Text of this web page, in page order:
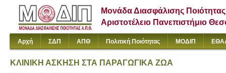
Μονάδα Διασφάλισης Ποιότητας
Αριστοτέλειο Πανεπιστήμιο
Αρχή ΣΔΠ ΑΠΘ Πολιτική Ποιότητας ΜΟΔΙΠ
ΚΛΙΝΙΚΗ ΑΣΚΗΣΗ ΣΤΑ ΠΑΡΑΓΩΓΙΚΑ ΖΩΑ